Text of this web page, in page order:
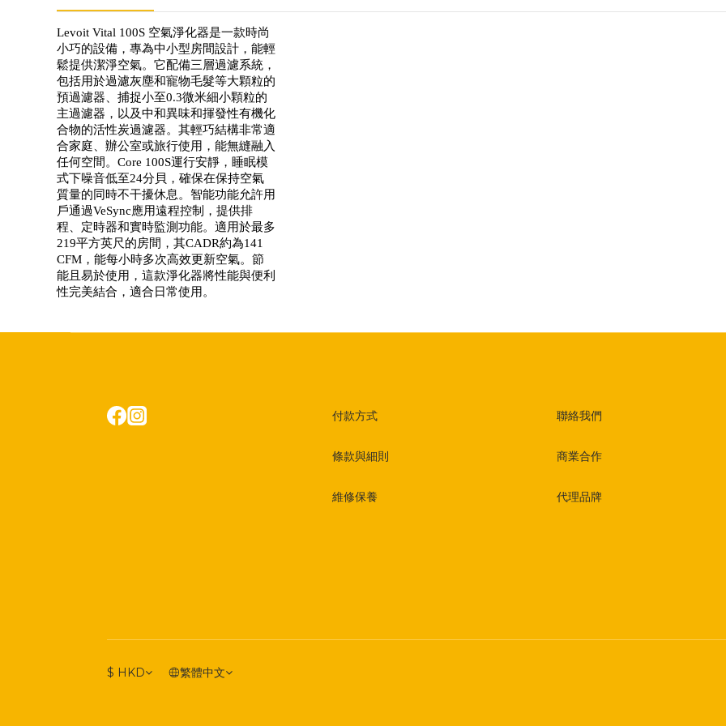
Levoit Vital 100S 空氣淨化器是一款時尚
小巧的設備，專為中小型房間設計，能輕
鬆提供潔淨空氣。它配備三層過濾系統，
包括用於過濾灰塵和寵物毛髮等大顆粒的
預過濾器、捕捉小至0.3微米細小顆粒的
主過濾器，以及中和異味和揮發性有機化
合物的活性炭過濾器。其輕巧結構非常適
合家庭、辦公室或旅行使用，能無縫融入
任何空間。Core 100S運行安靜，睡眠模
式下噪音低至24分貝，確保在保持空氣
質量的同時不干擾休息。智能功能允許用
戶通過VeSync應用遠程控制，提供排
程、定時器和實時監測功能。適用於最多
219平方英尺的房間，其CADR約為141
CFM，能每小時多次高效更新空氣。節
能且易於使用，這款淨化器將性能與便利
性完美結合，適合日常使用。
付款方式
條款與細則
維修保養
聯絡我們
商業合作
代理品牌
$ HKD 繁體中文